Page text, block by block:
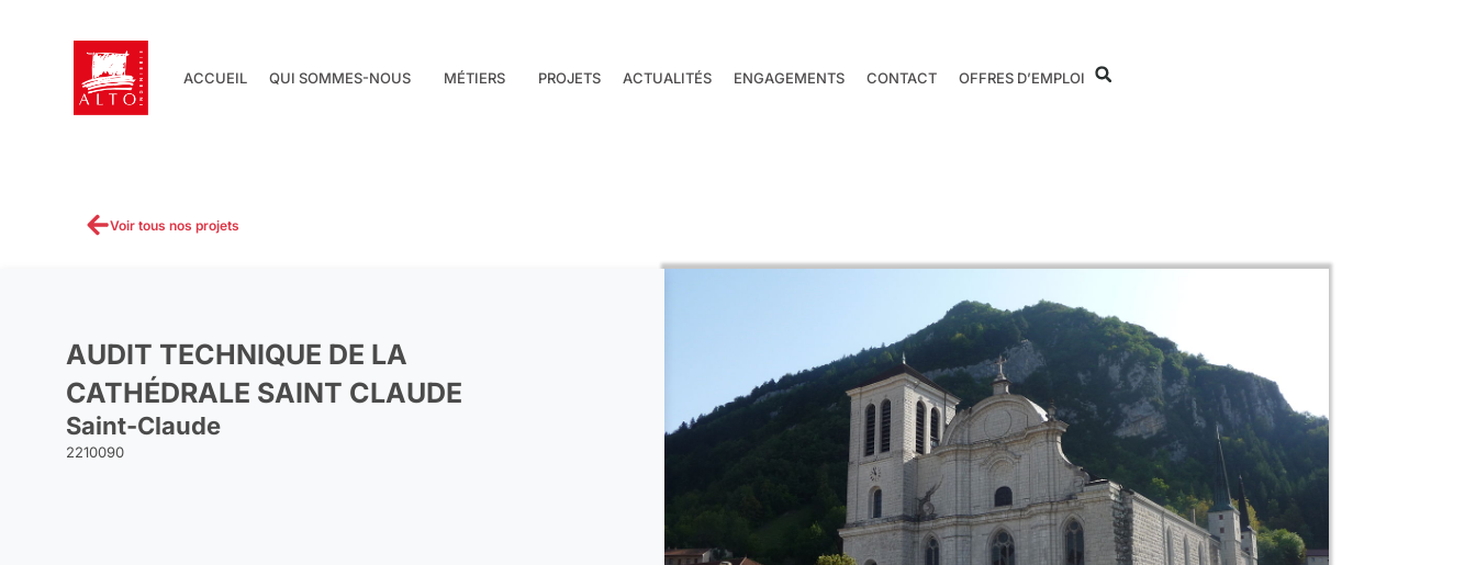
ACCUEIL QUI SOMMES-NOUS MÉTIERS PROJETS ACTUALITÉS ENGAGEMENTS CONTACT OFFRES D’EMPLOI
Voir tous nos projets
AUDIT TECHNIQUE DE LA
CATHÉDRALE SAINT CLAUDE
Saint-Claude
2210090